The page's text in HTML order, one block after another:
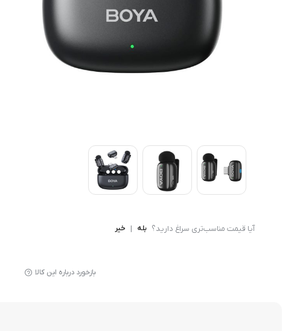
کنسول بازی
آیا قیمت مناسب‌تری سراغ دارید؟ بله | خیر
بازخورد درباره این کالا